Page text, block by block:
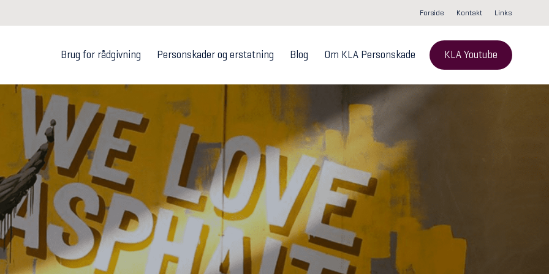
Forside Kontakt Links
Brug for rådgivning Personskader og erstatning Blog Om KLA Personskade KLA Youtube